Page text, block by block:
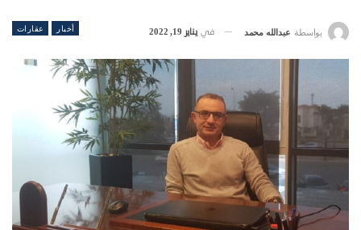
أخبار عقارات بواسطة عبدالله محمد في يناير 19, 2022